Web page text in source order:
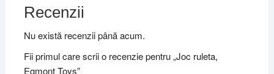
Recenzii
Nu există recenzii până acum.
Fii primul care scrii o recenzie pentru „Joc ruleta,
Egmont Toys”